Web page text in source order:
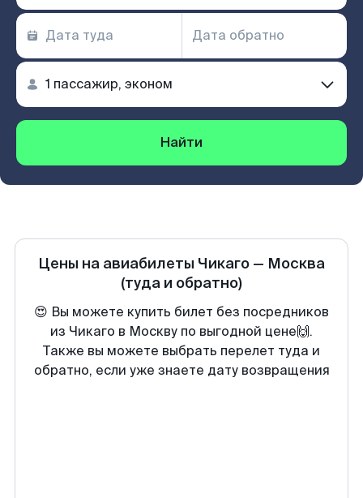
Найти
Цены на авиабилеты Чикаго — Москва
(туда и обратно)
😍 Вы можете купить билет без посредников
из Чикаго в Москву по выгодной цене🙌.
Также вы можете выбрать перелет туда и
обратно, если уже знаете дату возвращения